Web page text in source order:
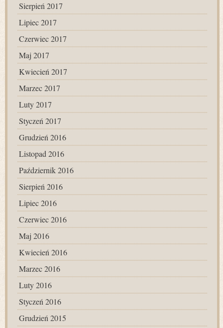
Sierpień 2017
Lipiec 2017
Czerwiec 2017
Maj 2017
Kwiecień 2017
Marzec 2017
Luty 2017
Styczeń 2017
Grudzień 2016
Listopad 2016
Październik 2016
Sierpień 2016
Lipiec 2016
Czerwiec 2016
Maj 2016
Kwiecień 2016
Marzec 2016
Luty 2016
Styczeń 2016
Grudzień 2015